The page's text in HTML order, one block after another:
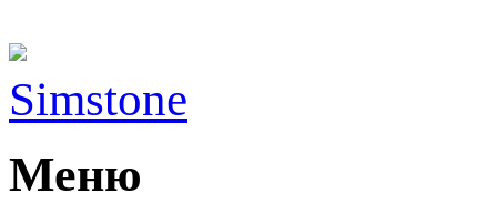
Simstone
Меню